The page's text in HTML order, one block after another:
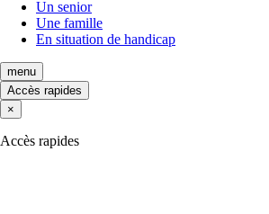
Un senior
Une famille
En situation de handicap
menu
Accès rapides
×
Accès rapides